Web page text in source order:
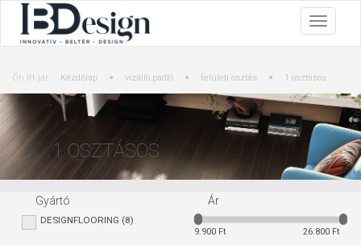
Ön itt jár: Kezdőlap vízálló padló felületi osztás 1 osztásos
1 OSZTÁSOS
Gyártó
DESIGNFLOORING (8)
Ár
9.900 Ft 26.800 Ft